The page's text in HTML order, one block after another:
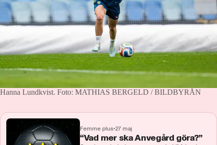
Hanna Lundkvist. Foto: MATHIAS BERGELD / BILDBYRÅN
Femme plus•27 maj
“Vad mer ska Anvegård göra?”